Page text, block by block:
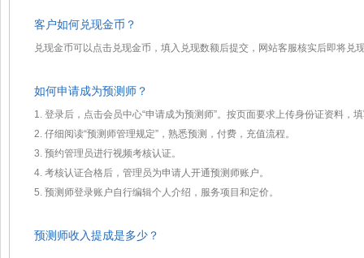
客户如何兑现金币？
兑现金币可以点击兑现金币，填入兑现数额后提交，网站客服核实后即将兑
如何申请成为预测师？
1. 登录后，点击会员中心“申请成为预测师”。按页面要求上传身份证资料
2. 仔细阅读“预测师管理规定”，熟悉预测，付费，充值流程。
3. 预约管理员进行视频考核认证。
4. 考核认证合格后，管理员为申请人开通预测师账户。
5. 预测师登录账户自行编辑个人介绍，服务项目和定价。
预测师收入提成是多少？